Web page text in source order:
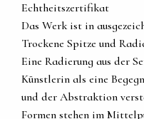
Echtheitszertifikat
Das Werk ist in
Trockene Spitze und
Eine Radierung aus der
Künstlerin als eine
und der Abstraktion
Formen stehen im